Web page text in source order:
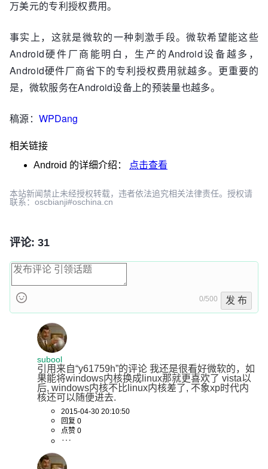
万美元的专利授权费用。
事实上，这就是微软的一种刺激手段。微软希望能这些
Android硬件厂商能明白，生产的Android设备越多，
Android硬件厂商省下的专利授权费用就越多。更重要的
是，微软服务在Android设备上的预装量也越多。
稿源： WPDang
相关链接
Android 的详细介绍： 点击查看
本站新闻禁止未经授权转载，违者依法追究相关法律责任。授权请
联系：oscbianji#oschina.cn
评论: 31
0/500 发 布
subool
引用来自“y61759h”的评论 我还是很看好微软的，如
果能将windows内核换成linux那就更喜欢了 vista以
后, windows内核不比linux内核差了, 不象xp时代内
核还可以随便进去.
2015-04-30 20:10:50
回复 0
点赞 0